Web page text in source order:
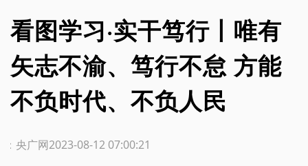
看图学习·实干笃行丨唯有
矢志不渝、笃行不怠 方能
不负时代、不负人民
2023-08-12 07:00:21
：央广网